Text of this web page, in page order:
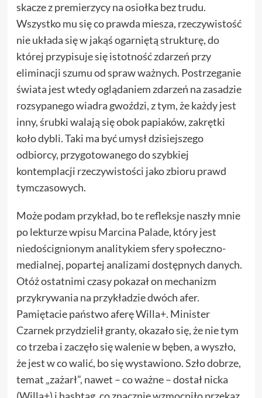
skacze z premierzycy na osiołka bez trudu.
Wszystko mu się co prawda miesza, rzeczywistość
nie układa się w jakąś ogarniętą strukturę, do
której przypisuje się istotność zdarzeń przy
eliminacji szumu od spraw ważnych. Postrzeganie
świata jest wtedy oglądaniem zdarzeń na zasadzie
rozsypanego wiadra gwoździ, z tym, że każdy jest
inny, śrubki walają się obok papiaków, zakrętki
koło dybli. Taki ma być umysł dzisiejszego
odbiorcy, przygotowanego do szybkiej
kontemplacji rzeczywistości jako zbioru prawd
tymczasowych.
Może podam przykład, bo te refleksje naszły mnie
po lekturze wpisu Marcina Palade, który jest
niedoścignionym analitykiem sfery społeczno-
medialnej, popartej analizami dostępnych danych.
Otóż ostatnimi czasy pokazał on mechanizm
przykrywania na przykładzie dwóch afer.
Pamiętacie państwo aferę Willa+. Minister
Czarnek przydzielił granty, okazało się, że nie tym
co trzeba i zaczęło się walenie w bęben, a wyszło,
że jest w co walić, bo się wystawiono. Szło dobrze,
temat „zażarł”, nawet – co ważne – dostał nicka